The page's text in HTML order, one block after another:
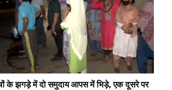
के झगड़े में दो समुदाय आपस में भिड़े, एक दूसरे पर